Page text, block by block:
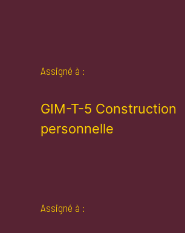
Assigné à :
GIM-T-5 Construction
personnelle
Assigné à :